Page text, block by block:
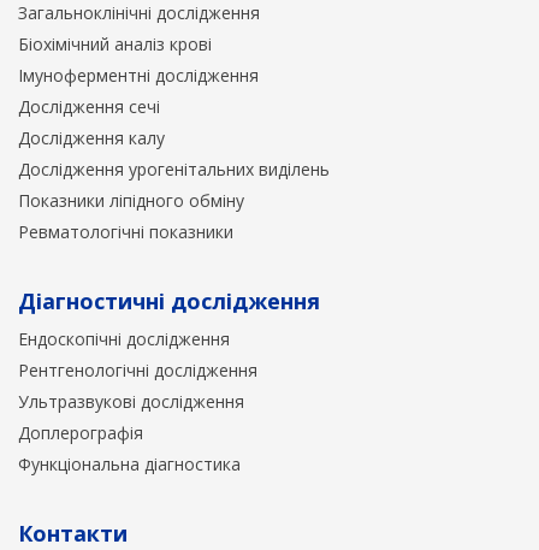
Загальноклінічні дослідження
Біохімічний аналіз крові
Імуноферментні дослідження
Дослідження сечі
Дослідження калу
Дослідження урогенітальних виділень
Показники ліпідного обміну
Ревматологічні показники
Діагностичні дослідження
Ендоскопічні дослідження
Рентгенологічні дослідження
Ультразвукові дослідження
Доплерографія
Функціональна діагностика
Контакти